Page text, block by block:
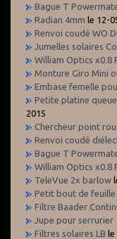
Bague T
Radian 4mm le 12-
Renvoi coudé WO
Jumelles solaires
William Optics x0.8
Monture Giro Mini
Embase femelle
Petite platine
2015
Chercheur point
Renvoi coudé
Bague T
William Optics x0.8
TeleVue 2x barlow
Petit bout de
Filtre Baader
Jupe pour serrurier
Filtres solaires LB le